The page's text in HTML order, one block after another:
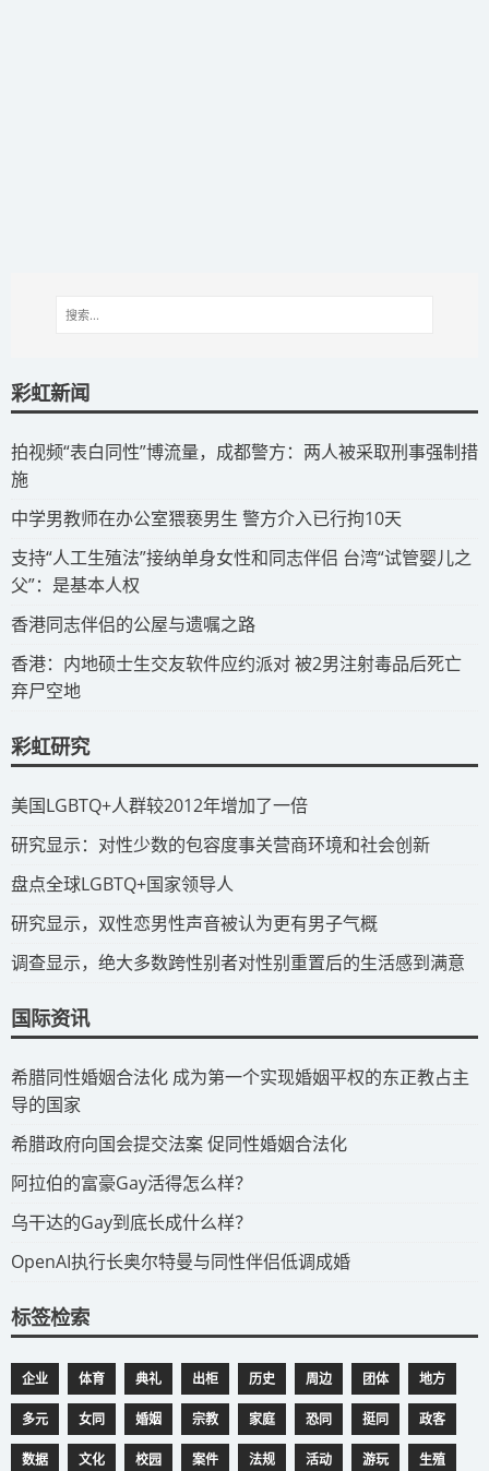
彩虹新闻
拍视频“表白同性”博流量，成都警方：两人被采取刑事强制措
施
​中学男教师在办公室猥亵男生 警方介入已行拘10天
​支持“人工生殖法”接纳单身女性和同志伴侣 台湾“试管婴儿之
父”：是基本人权
​香港同志伴侣的公屋与遗嘱之路
​香港：内地硕士生交友软件应约派对 被2男注射毒品后死亡
弃尸空地
彩虹研究
​美国LGBTQ+人群较2012年增加了一倍
​研究显示：对性少数的包容度事关营商环境和社会创新
​盘点全球LGBTQ+国家领导人
研究显示，双性恋男性声音被认为更有男子气概
调查显示，绝大多数跨性别者对性别重置后的生活感到满意
国际资讯
​希腊同性婚姻合法化 成为第一个实现婚姻平权的东正教占主
导的国家
​希腊政府向国会提交法案 促同性婚姻合法化
​阿拉伯的富豪Gay活得怎么样？
​乌干达的Gay到底长成什么样？
​OpenAI执行长奥尔特曼与同性伴侣低调成婚
标签检索
企业 体育 典礼 出柜 历史 周边 团体 地方
多元 女同 婚姻 宗教 家庭 恐同 挺同 政客
数据 文化 校园 案件 法规 活动 游玩 生殖